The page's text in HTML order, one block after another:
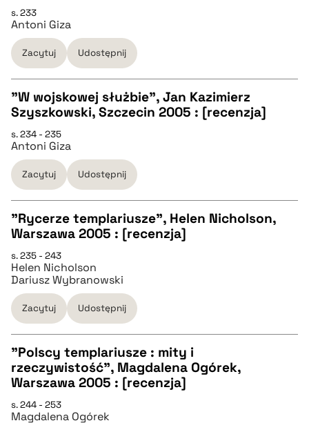
pobierz cytat
BIBTEX
pobierz cytat
s. 233
Antoni Giza
Zacytuj Udostępnij
CZYSTY TEKST
pobierz cytat
BIBTEX
"W wojskowej służbie", Jan Kazimierz
Szyszkowski, Szczecin 2005 : [recenzja]
s. 234 - 235
Antoni Giza
Zacytuj Udostępnij
pobierz cytat
BIBTEX
pobierz cytat
"Rycerze templariusze", Helen Nicholson,
Warszawa 2005 : [recenzja]
s. 235 - 243
Helen Nicholson
Dariusz Wybranowski
Zacytuj Udostępnij
CZYSTY TEKST
pobierz cytat
"Polscy templariusze : mity i
rzeczywistość", Magdalena Ogórek,
Warszawa 2005 : [recenzja]
s. 244 - 253
Magdalena Ogórek